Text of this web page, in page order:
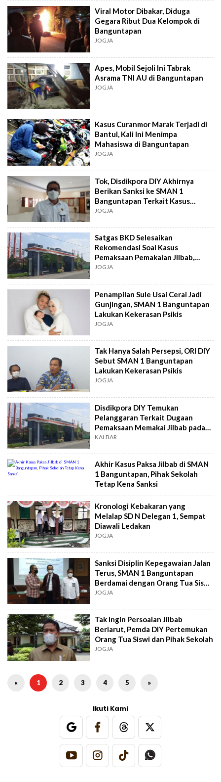
Viral Motor Dibakar, Diduga
Gegara Ribut Dua Kelompok di
Banguntapan
JOGJA
Apes, Mobil Sejoli Ini Tabrak
Asrama TNI AU di Banguntapan
JOGJA
Kasus Curanmor Marak Terjadi di
Bantul, Kali Ini Menimpa
Mahasiswa di Banguntapan
JOGJA
Tok, Disdikpora DIY Akhirnya
Berikan Sanksi ke SMAN 1
Banguntapan Terkait Kasus
Pemaksaan Pemakaian jilbab
JOGJA
Satgas BKD Selesaikan
Rekomendasi Soal Kasus
Pemaksaan Pemakaian Jilbab,
Disdikpora DIY Bisa Umumkan
JOGJA
Penampilan Sule Usai Cerai Jadi
Gunjingan, SMAN 1 Banguntapan
Lakukan Kekerasan Psikis
JOGJA
Tak Hanya Salah Persepsi, ORI DIY
Sebut SMAN 1 Banguntapan
Lakukan Kekerasan Psikis
JOGJA
Disdikpora DIY Temukan
Pelanggaran Terkait Dugaan
Pemaksaan Memakai Jilbab pada
Siswi di SMAN 1 Banguntapan
KALBAR
Akhir Kasus Paksa Jilbab di SMAN
1 Banguntapan, Pihak Sekolah
Tetap Kena Sanksi
Kronologi Kebakaran yang
Melalap SD N Delegan 1, Sempat
Diawali Ledakan
JOGJA
Sanksi Disiplin Kepegawaian Jalan
Terus, SMAN 1 Banguntapan
Berdamai dengan Orang Tua Siswi
yang Dipaksai Pakai Jilbab
JOGJA
Tak Ingin Persoalan Jilbab
Berlarut, Pemda DIY Pertemukan
Orang Tua Siswi dan Pihak Sekolah
JOGJA
« 1 2 3 4 5 »
Ikuti Kami